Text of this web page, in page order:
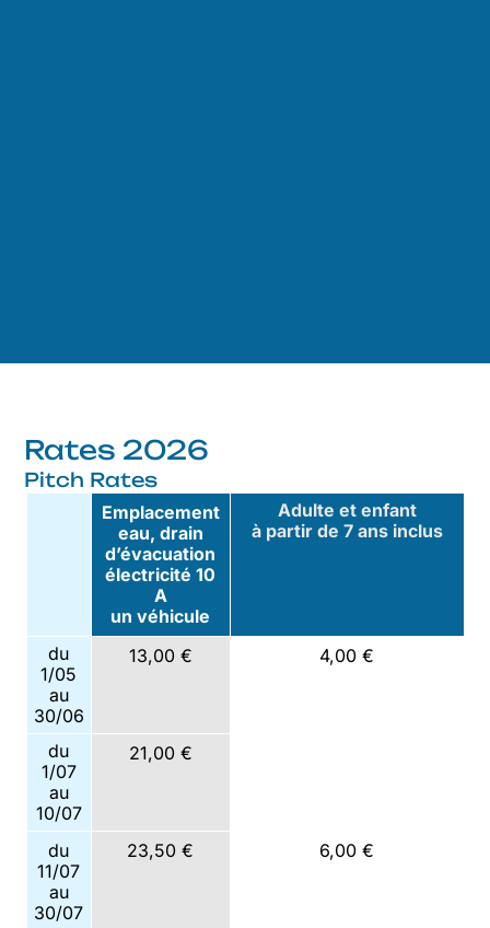
Rates 2026
Pitch Rates
Emplacement
eau, drain
d’évacuation
électricité 10
A
un véhicule
Adulte et enfant
à partir de 7 ans inclus
du
1/05
au
30/06
13,00 € 4,00 €
du
1/07
au
10/07
21,00 €
du
11/07
au
30/07
23,50 € 6,00 €